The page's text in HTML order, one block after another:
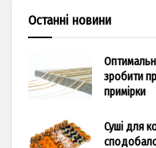
Останні новини
зробити
примірки
Суші для